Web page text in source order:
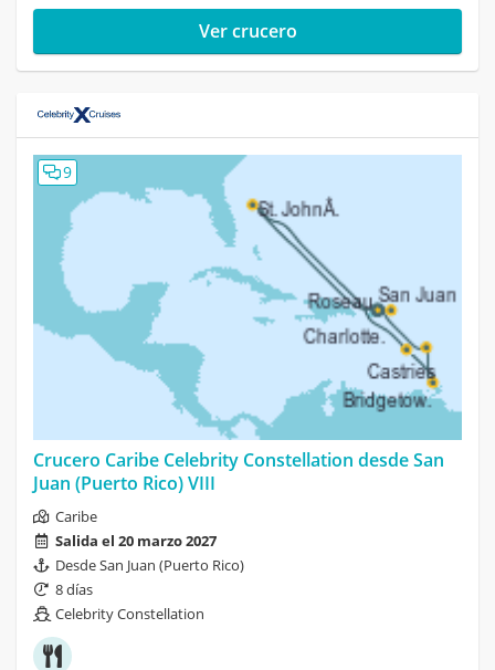
Ver crucero
9
Crucero Caribe Celebrity Constellation desde San
Juan (Puerto Rico) VIII
Caribe
Salida el 20 marzo 2027
Desde San Juan (Puerto Rico)
8 días
Celebrity Constellation